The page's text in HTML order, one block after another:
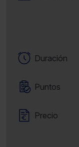
Duración
Puntos
Precio